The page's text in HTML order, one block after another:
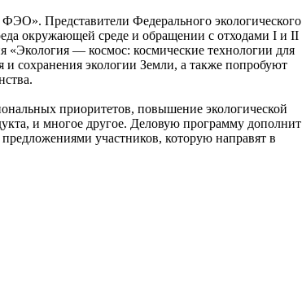
Представители Федерального экологического
окружающей среде и обращении с отходами I и II
— космос: космические технологии для
сохранения экологии Земли, а также попробуют
приоритетов, повышение экологической
и многое другое. Деловую программу дополнит
участников, которую направят в